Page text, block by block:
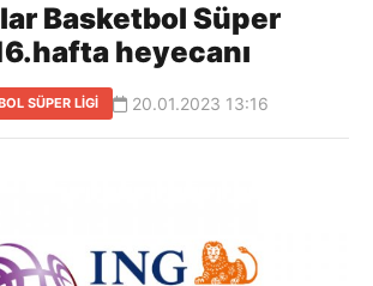
Basketbol Süper
heyecanı
SÜPER LİGİ 20.01.2023 13:16